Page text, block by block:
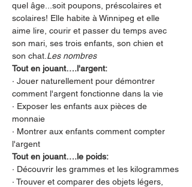
quel âge...soit poupons, préscolaires et
scolaires! Elle habite à Winnipeg et elle
aime lire, courir et passer du temps avec
son mari, ses trois enfants, son chien et
son chat. Les nombres
Tout en jouant….l'argent:
· Jouer naturellement pour démontrer
comment l'argent fonctionne dans la vie
· Exposer les enfants aux pièces de
monnaie
· Montrer aux enfants comment compter
l'argent
Tout en jouant….le poids:
· Découvrir les grammes et les kilogrammes
· Trouver et comparer des objets légers,